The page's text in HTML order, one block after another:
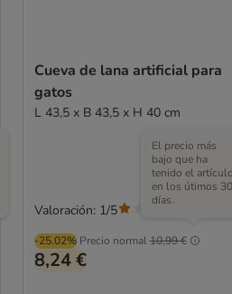
Cueva de lana artificial para
gatos
L 43,5 x B 43,5 x H 40 cm
-25.02% Precio normal10,99 €
El precio más
bajo que ha
tenido el
en los útimos 30
días.
8,24 €
Valoración: 1/5